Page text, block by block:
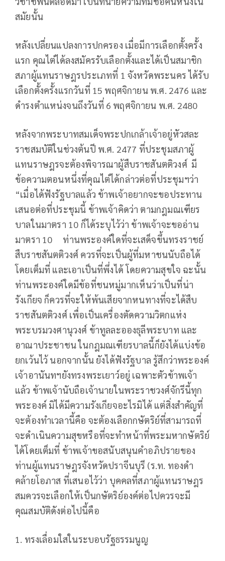
สมัยนั้น
หลังเปลี่ยนแปลงการปกครอง เมื่อมีการเลือกตั้งครั้ง
แรก คุณไต๋ได้ลงสมัครรับเลือกตั้งและได้เป็นสมาชิก
สภาผู้แทนราษฎรประเภทที่ 1 จังหวัดพระนคร ได้รับ
เลือกตั้งครั้งแรกวันที่ 15 พฤศจิกายน พ.ศ. 2476 และ
ดำรงตำแหน่งจนถึงวันที่ 6 พฤศจิกายน พ.ศ. 2480
หลังจากพระบาทสมเด็จพระปกเกล้าเจ้าอยู่หัวสละ
ราชสมบัติในช่วงต้นปี พ.ศ. 2477 ที่ประชุมสภาผู้
แทนราษฎรจะต้องพิจารณาผู้สืบราชสันตติวงศ์ มี
ข้อความตอนหนึ่งที่คุณไต๋ได้กล่าวต่อที่ประชุมฯว่า
“เมื่อได้ฟังรัฐบาลแล้ว ข้าพเจ้าอยากจะขอประทาน
เสนอต่อที่ประชุมนี้ ข้าพเจ้าคิดว่า ตามกฎมณเฑียร
บาลในมาตรา 10 ก็ได้ระบุไว้ว่า ข้าพเจ้าจะขออ่าน
มาตรา 10 ท่านพระองค์ใดที่จะเสด็จขึ้นทรงราชย์
สืบราชสันตติวงศ์ ควรที่จะเป็นผู้ที่มหาชนนับถือได้
โดยเต็มที่ และเอาเป็นที่พึ่งได้ โดยความสุขใจ ฉะนั้น
ท่านพระองค์ใดมีข้อที่ชนหมู่มากเห็นว่าเป็นที่น่า
รังเกียจ ก็ควรที่จะให้พ้นเสียจากหนทางที่จะได้สืบ
ราชสันตติวงศ์ เพื่อเป็นเครื่องตัดความวิตกแห่ง
พระบรมวงศานุวงศ์ ข้าทูลละอองธุลีพระบาท และ
อาณาประชาชน ในกฎมณเฑียรบาลนี้ก็ยังได้แบ่งข้อ
ยกเว้นไว้ นอกจากนั้น ยังได้ฟังรัฐบาล รู้สึกว่าพระองค์
เจ้าอานันทฯยังทรงพระเยาว์อยู่ เฉพาะตัวข้าพเจ้า
แล้ว ข้าพเจ้านับถือเจ้านายในพระราชวงศ์จักรีนี้ทุก
พระองค์ มิได้มีความรังเกียจอะไรมิได้ แต่สิ่งสำคัญที่
จะต้องทำเวลานี้คือ จะต้องเลือกกษัตริย์ที่สามารถที่
จะดำเนินความสุขหรือที่จะทำหน้าที่พระมหากษัตริย์
ได้โดยเต็มที่ ข้าพเจ้าขอสนับสนุนคำอภิปรายของ
ท่านผู้แทนราษฎรจังหวัดปราจีนบุรี (ร.ท. ทองดำ
คล้ายโอภาส ที่เสนอไว้ว่า บุคคลที่สภาผู้แทนราษฎร
สมควรจะเลือกให้เป็นกษัตริย์องค์ต่อไปควรจะมี
คุณสมบัติดังต่อไปนี้คือ
1. ทรงเลื่อมใสในระบอบรัฐธรรมนูญ